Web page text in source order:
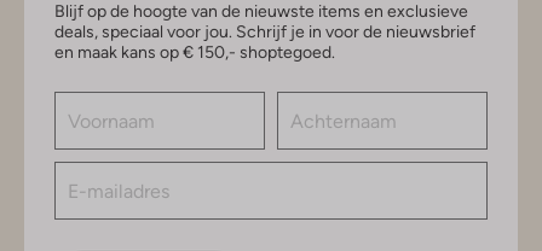
Blijf op de hoogte van de nieuwste items en exclusieve
deals, speciaal voor jou. Schrijf je in voor de nieuwsbrief
en maak kans op € 150,- shoptegoed.